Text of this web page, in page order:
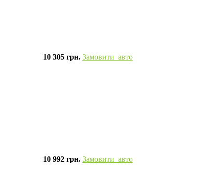
10 305 грн. Замовити авто
10 992 грн. Замовити авто